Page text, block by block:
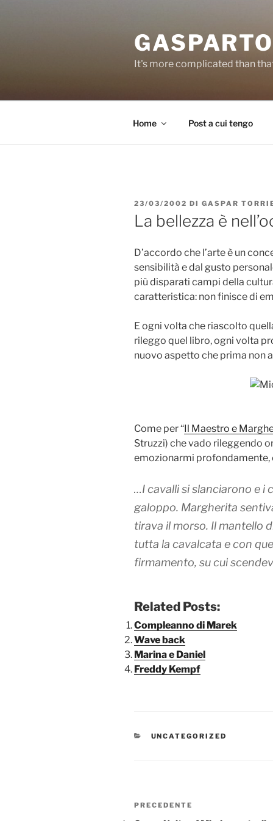
It's more complicated than
Home Post a cui tengo
PUBBLICATO
IL
23/03/2002 DI GASPAR
La bellezza è
D’accordo che l’arte è un
sensibilità e dal gusto
più disparati campi della
caratteristica: non finisce di
E ogni volta che riascolto
rileggo quel libro, ogni volta
nuovo aspetto che prima non
Come per “Il Maestro e
Struzzi) che vado rileggendo
emozionarmi profondamente,
…I cavalli si slanciarono e i
galoppo. Margherita
tirava il morso. Il mantello
tutta la cavalcata e con
firmamento, su cui
Related Posts:
Compleanno di Marek
Wave back
Marina e Daniel
Freddy Kempf
CATEGORIE
UNCATEGORIZED
Navigazione
Articolo
PRECEDENTE